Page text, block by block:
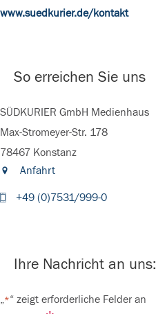
www.suedkurier.de/kontakt
So erreichen Sie uns
SÜDKURIER GmbH Medienhaus
Max-Stromeyer-Str. 178
78467 Konstanz
Anfahrt
+49 (0)7531/999-0
Ihre Nachricht an uns:
„*“ zeigt erforderliche Felder an